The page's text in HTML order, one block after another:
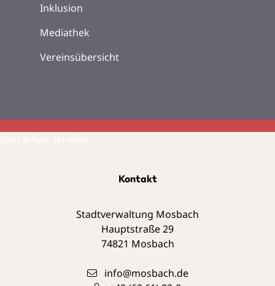
Inklusion
Mediathek
Vereinsübersicht
Kontakt
Stadtverwaltung Mosbach
Hauptstraße 29
74821 Mosbach
info@mosbach.de